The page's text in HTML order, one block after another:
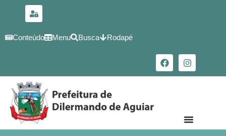
conteúdo
Conteúdo Menu Busca Rodapé